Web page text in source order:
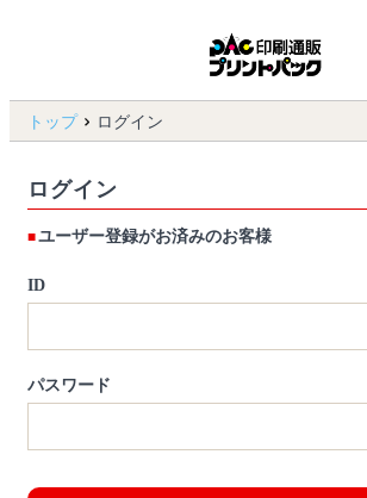
トップ ログイン
ログイン
ユーザー登録がお済みのお客様
ID
パスワード